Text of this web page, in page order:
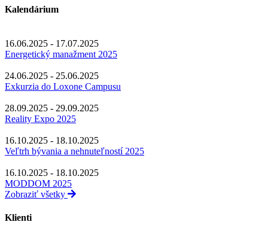
Kalendárium
16.06.2025 - 17.07.2025
Energetický manažment 2025
24.06.2025 - 25.06.2025
Exkurzia do Loxone Campusu
28.09.2025 - 29.09.2025
Reality Expo 2025
16.10.2025 - 18.10.2025
Veľtrh bývania a nehnuteľností 2025
16.10.2025 - 18.10.2025
MODDOM 2025
Zobraziť všetky
Klienti